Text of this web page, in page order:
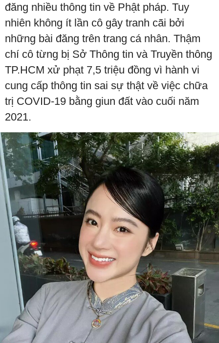
đăng nhiều thông tin về Phật pháp. Tuy
nhiên không ít lần cô gây tranh cãi bởi
những bài đăng trên trang cá nhân. Thậm
chí cô từng bị Sở Thông tin và Truyền thông
TP.HCM xử phạt 7,5 triệu đồng vì hành vi
cung cấp thông tin sai sự thật về việc chữa
trị COVID-19 bằng giun đất vào cuối năm
2021.